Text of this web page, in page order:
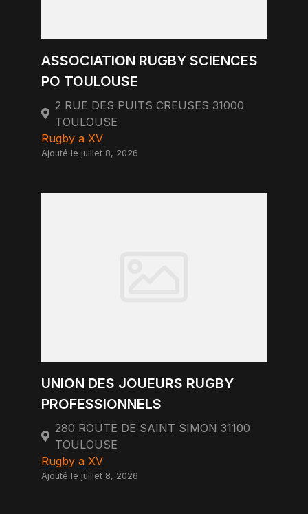
ASSOCIATION RUGBY SCIENCES
PO TOULOUSE
2 RUE DES PUITS CREUSES 31000
TOULOUSE
Rugby a XV
Ajouté le juillet 8, 2026
UNION DES JOUEURS RUGBY
PROFESSIONNELS
280 ROUTE DE SAINT SIMON 31100
TOULOUSE
Rugby a XV
Ajouté le juillet 8, 2026